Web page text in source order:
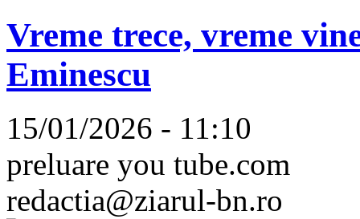
Vreme trece, vreme
Eminescu
15/01/2026 - 11:10
preluare you tube.com
redactia@ziarul-bn.ro